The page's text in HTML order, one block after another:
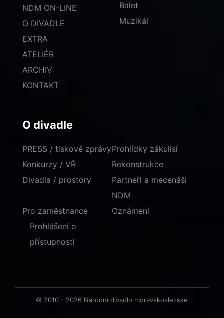
NDM ON-LINE
O DIVADLE
EXTRA
ATELIÉR
ARCHIV
KONTAKT
Balet
Muzikál
O divadle
PRESS / tiskové zprávy
Konkurzy / VŘ
Divadla / prostory
Prohlídky zákulisí
Rekonstrukce
Partneři a mecenáši
NDM
Pro zaměstnance
Oznámení
Prohlášení o
přístupnosti
© 2010 - 2026 Národní divadlo moravskoslezské